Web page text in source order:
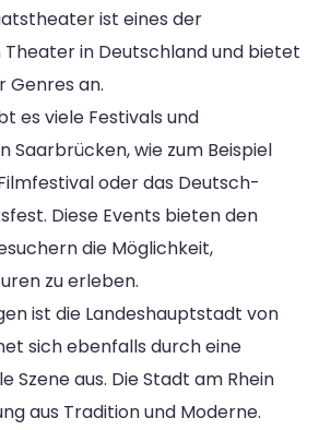
ist eines der
in Deutschland und bietet
Genres an.
es viele Festivals und
Saarbrücken, wie zum Beispiel
oder das Deutsch-
Diese Events bieten den
die Möglichkeit,
zu erleben.
ist die Landeshauptstadt von
sich ebenfalls durch eine
Szene aus. Die Stadt am Rhein
aus Tradition und Moderne.